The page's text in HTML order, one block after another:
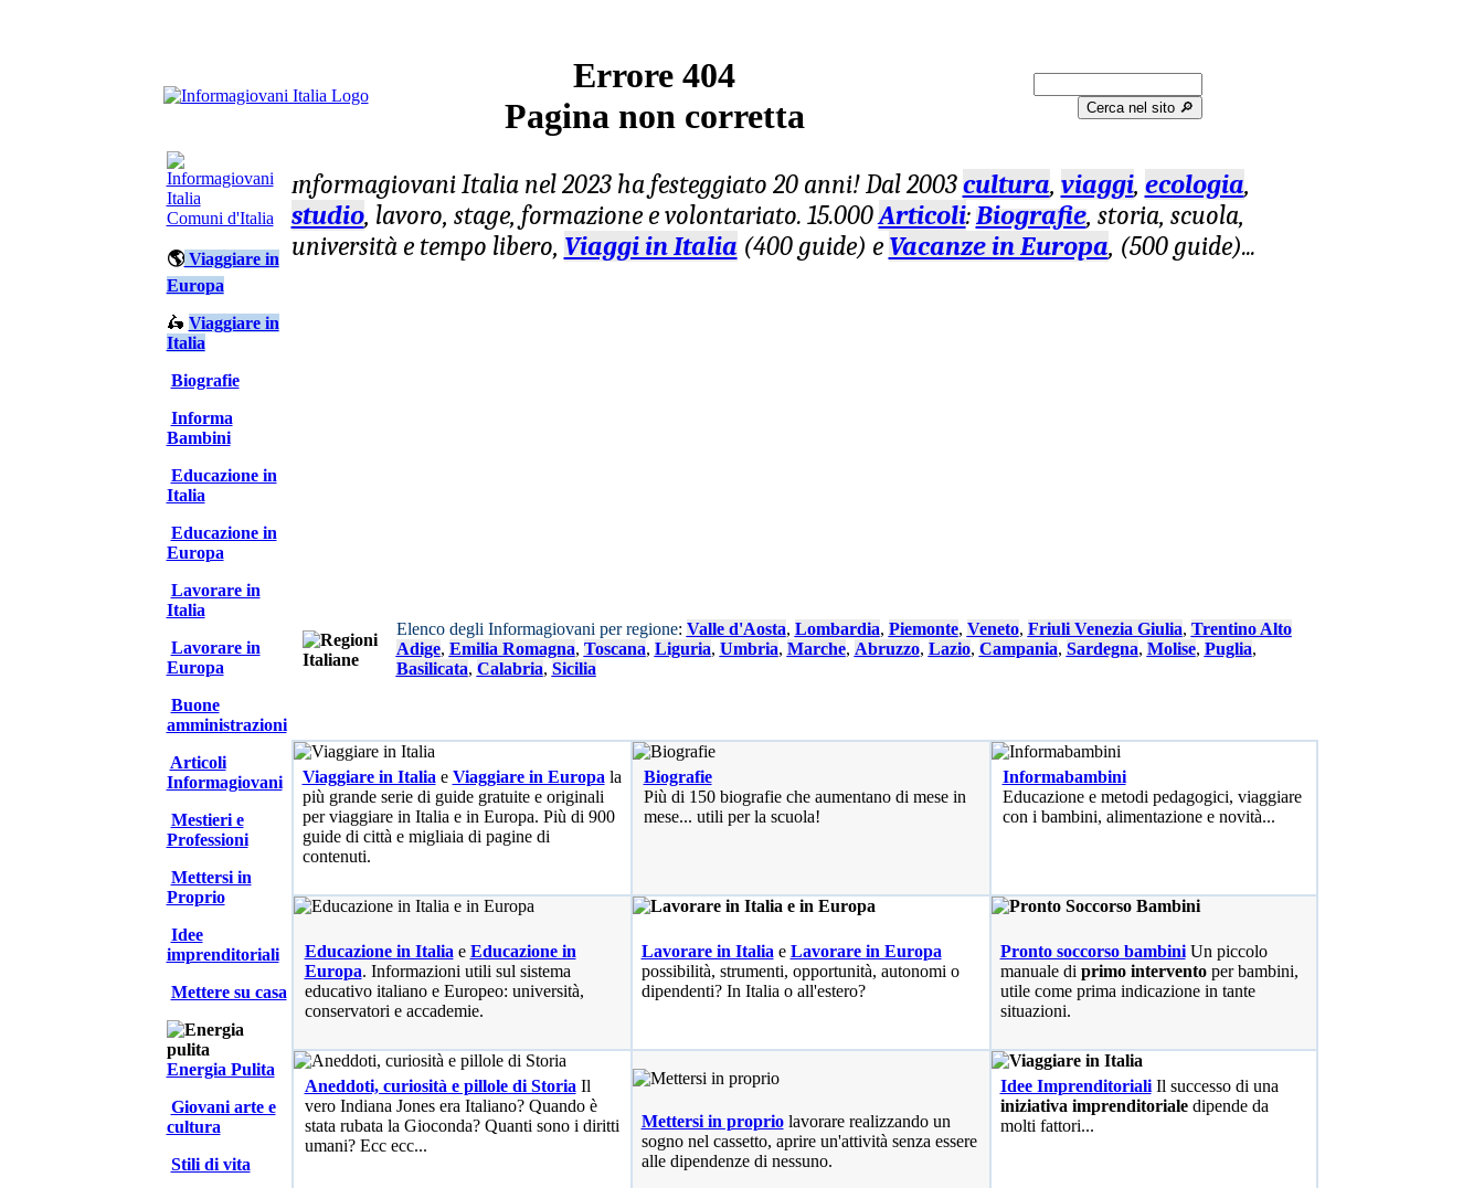
Errore 404
Pagina non corretta
Cerca nel sito 🔎︎
Comuni d'Italia
🌎Viaggiare in
Europa
🛵 Viaggiare in
Italia
Biografie
Informa
Bambini
Educazione in
Italia
Educazione in
Europa
Lavorare in
Italia
Lavorare in
Europa
Buone
amministrazioni
Articoli
Informagiovani
Mestieri e
Professioni
Mettersi in
Proprio
Idee
imprenditoriali
Mettere su casa
Energia Pulita
Giovani arte e
cultura
Stili di vita
InformagiovaniItalia nel 2023 ha festeggiato 20 anni! Dal 2003cultura, viaggi, ecologia,
studio, lavoro, stage, formazione e volontariato. 15.000Articoli:Biografie, storia, scuola,
università e tempo libero, Viaggi in Italia (400 guide) e Vacanze in Europa, (500 guide)...
Elenco degli Informagiovani per regione: Valle d'Aosta, Lombardia, Piemonte, Veneto, Friuli Venezia Giulia, Trentino Alto
Adige, Emilia Romagna, Toscana, Liguria, Umbria, Marche, Abruzzo, Lazio, Campania, Sardegna, Molise, Puglia,
Basilicata, Calabria, Sicilia
Viaggiare in Italia e Viaggiare in Europa la
più grande serie di guide gratuite e originali
per viaggiare in Italia e in Europa. Più di 900
guide di città e migliaia di pagine di
contenuti.
Biografie
Più di 150 biografie che aumentano di mese in
mese... utili per la scuola!
Informabambini
Educazione e metodi pedagogici, viaggiare
con i bambini, alimentazione e novità...
Educazione in Italia e Educazione in
Europa. Informazioni utili sul sistema
educativo italiano e Europeo: università,
conservatori e accademie.
Lavorare in Italia e Lavorare in Europa
possibilità, strumenti, opportunità, autonomi o
dipendenti? In Italia o all'estero?
Pronto soccorso bambiniUn piccolo
manuale di primo interventoper bambini,
utile come prima indicazione in tante
situazioni.
Aneddoti, curiosità e pillole di Storia Il
vero Indiana Jones era Italiano? Quando è
stata rubata la Gioconda? Quanti sono i diritti
umani? Ecc ecc...
Mettersi in propriolavorare realizzando un
sogno nel cassetto, aprire un'attività senza essere
alle dipendenze di nessuno.
Idee ImprenditorialiIl successo di una
iniziativa imprenditorialedipende da
molti fattori...